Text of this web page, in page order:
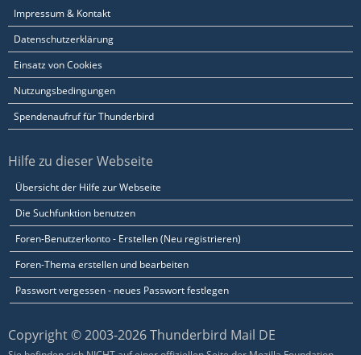
Impressum & Kontakt
Datenschutzerklärung
Einsatz von Cookies
Nutzungsbedingungen
Spendenaufruf für Thunderbird
Hilfe zu dieser Webseite
Übersicht der Hilfe zur Webseite
Die Suchfunktion benutzen
Foren-Benutzerkonto - Erstellen (Neu registrieren)
Foren-Thema erstellen und bearbeiten
Passwort vergessen - neues Passwort festlegen
Copyright © 2003-2026 Thunderbird Mail DE